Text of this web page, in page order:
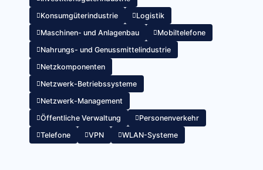
Konsumgüterindustrie
Logistik
Maschinen- und Anlagenbau
Mobiltelefone
Nahrungs- und Genussmittelindustrie
Netzkomponenten
Netzwerk-Betriebssysteme
Netzwerk-Management
Öffentliche Verwaltung
Personenverkehr
Telefone
VPN WLAN-Systeme